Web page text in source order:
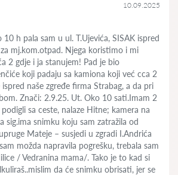
10.09.2025
h pala sam u ul. T.Ujevića, SISAK ispred
mj.kom.otpad. Njega koristimo i mi
2 gdje i ja stanujem! Pad je bio
koji padaju sa kamiona koji već cca 2
naše zgređe firma Strabag, a da pri
Znači: 2.9.25. Ut. Oko 10 sati.Imam 2
sa ceste, nalaze Hitne; kamera na
sig.ima snimku koju sam zatražila od
Mateje – susjedi u zgradi I.Andrića
možda napravila pogrešku, trebala sam
/ Vedranina mama/. Tako je to kad si
da će snimku obrisati, jer se